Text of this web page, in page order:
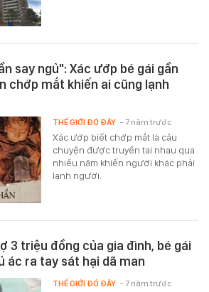
say ngủ": Xác ướp bé gái gần
chớp mắt khiến ai cũng lạnh
Xác ướp biết chớp mắt là câu
chuyện được truyền tai nhau qua
nhiều năm khiến người khác phải
lạnh người.
THẾ GIỚI ĐÓ ĐÂY - 7 năm trước
3 triệu đồng của gia đình, bé gái
ác ra tay sát hại dã man
THẾ GIỚI ĐÓ ĐÂY - 7 năm trước